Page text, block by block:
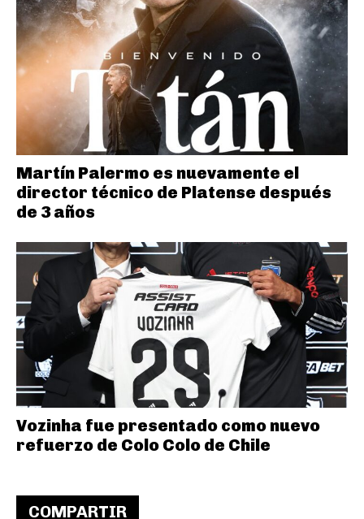
COMPARTIR
Martín Palermo es nuevamente el
director técnico de Platense después
de 3 años
Vozinha fue presentado como nuevo
refuerzo de Colo Colo de Chile